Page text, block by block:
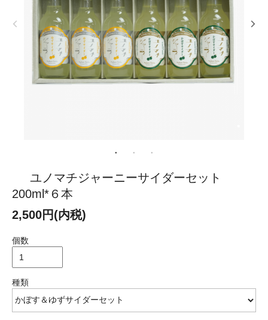
ユノマチジャーニーサイダーセット
200ml*６本
2,500円(内税)
個数
種類